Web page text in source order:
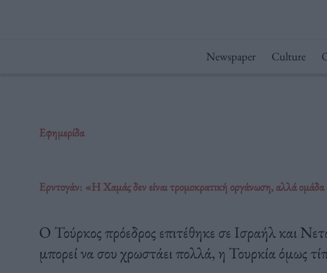
Newspaper Culture
Εφημερίδα
Ερντογάν: «Η Χαμάς δεν είναι τρομοκρατική οργάνωση, αλλά
Ο Τούρκος πρόεδρος επιτέθηκε σε Ισραήλ και
μπορεί να σου χρωστάει πολλά, η Τουρκία όμως